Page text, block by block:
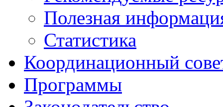
Полезная
Статистика
Координационный
Программы